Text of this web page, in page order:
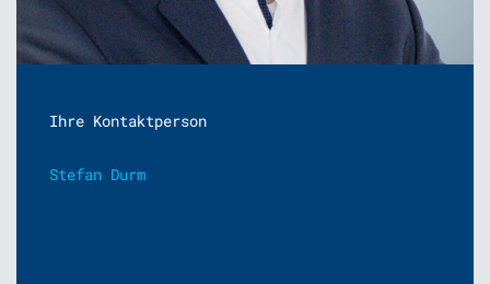
Ihre Kontaktperson
Stefan Durm